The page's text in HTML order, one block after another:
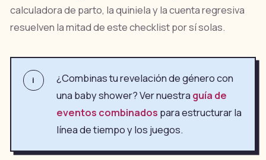
calculadora de parto, la quiniela y la cuenta regresiva
resuelven la mitad de este checklist por sí solas.
i
¿Combinas tu revelación de género con
una baby shower? Ver nuestra guía de
eventos combinados para estructurar la
línea de tiempo y los juegos.